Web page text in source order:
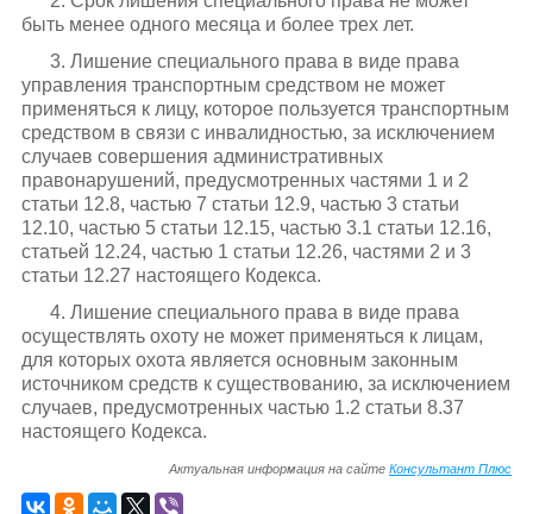
быть менее одного месяца и более трех лет.
3. Лишение специального права в виде права
управления транспортным средством не может
применяться к лицу, которое пользуется транспортным
средством в связи с инвалидностью, за исключением
случаев совершения административных
правонарушений, предусмотренных частями 1 и 2
статьи 12.8, частью 7 статьи 12.9, частью 3 статьи
12.10, частью 5 статьи 12.15, частью 3.1 статьи 12.16,
статьей 12.24, частью 1 статьи 12.26, частями 2 и 3
статьи 12.27 настоящего Кодекса.
4. Лишение специального права в виде права
осуществлять охоту не может применяться к лицам,
для которых охота является основным законным
источником средств к существованию, за исключением
случаев, предусмотренных частью 1.2 статьи 8.37
настоящего Кодекса.
Актуальная информация на сайтеКонсультант Плюс